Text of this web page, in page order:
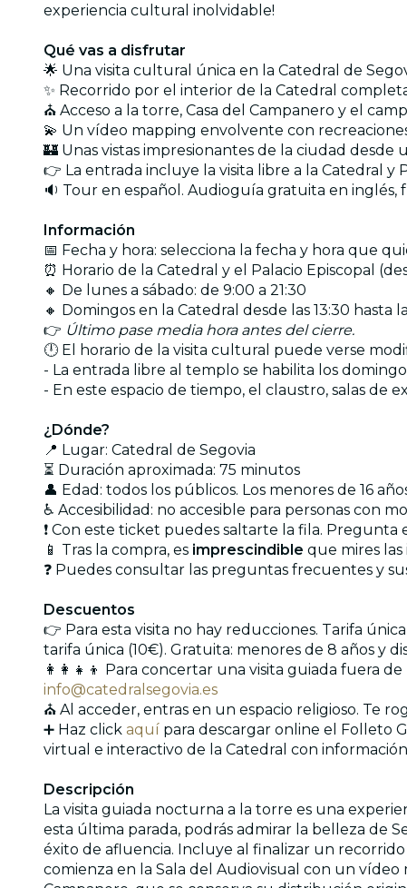
experiencia cultural inolvidable!
Qué vas a disfrutar
🌟 Una visita cultural única en la Catedral de
✨ Recorrido por el interior de la Catedral
⛪ Acceso a la torre, Casa del Campanero y el
💫 Un vídeo mapping envolvente con
🏰 Unas vistas impresionantes de la ciudad desde
👉 La entrada incluye la visita libre a la Catedral y
🔉 Tour en español. Audioguía gratuita en inglés,
Información
📅 Fecha y hora: selecciona la fecha y hora que
⏰ Horario de la Catedral y el Palacio Episcopal
🔸 De lunes a sábado: de 9:00 a 21:30
🔸 Domingos en la Catedral desde las 13:30 hasta
👉 Último pase media hora antes del cierre.
🕛 El horario de la visita cultural puede verse
- La entrada libre al templo se habilita los
- En este espacio de tiempo, el claustro, salas de
¿Dónde?
📍 Lugar: Catedral de Segovia
⏳ Duración aproximada: 75 minutos
👤 Edad: todos los públicos. Los menores de 16
♿ Accesibilidad: no accesible para personas con
❗ Con este ticket puedes saltarte la fila.
📱 Tras la compra, es imprescindible que mires
❓ Puedes consultar las preguntas frecuentes y
Descuentos
👉 Para esta visita no hay reducciones. Tarifa
tarifa única (10€). Gratuita: menores de 8 años y
👩‍👩‍👧‍👦 Para concertar una visita guiada fuera
info@catedralsegovia.es
⛪ Al acceder, entras en un espacio religioso. Te
➕ Haz click aquí para descargar online el Folleto
virtual e interactivo de la Catedral con
Descripción
La visita guiada nocturna a la torre es una
esta última parada, podrás admirar la belleza de
éxito de afluencia. Incluye al finalizar un
comienza en la Sala del Audiovisual con un